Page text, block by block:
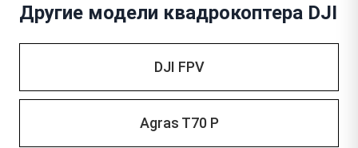
Другие модели квадрокоптера DJI
DJI FPV
Agras T70 P